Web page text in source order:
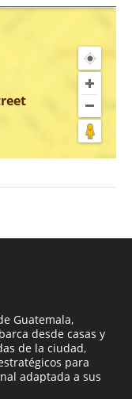
Guatemala,
desde casas y
de la ciudad,
para
adaptada a sus